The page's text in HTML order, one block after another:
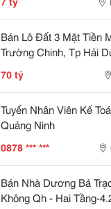
Bán Lô Đất 3 Mặt Tiền
Trường Chinh, Tp Hải
789M2, Lô Góc, Kd Tốt,
70 tỷ
Tuyển Nhân Viên Kế
Quảng Ninh
0878 *** ***
Bán Nhà Dương Bá
Không Qh - Hai Tầng-